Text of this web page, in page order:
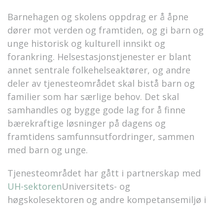
Barnehagen og skolens oppdrag er å åpne
dører mot verden og framtiden, og gi barn og
unge historisk og kulturell innsikt og
forankring. Helsestasjonstjenester er blant
annet sentrale folkehelseaktører, og andre
deler av tjenesteområdet skal bistå barn og
familier som har særlige behov. Det skal
samhandles og bygge gode lag for å finne
bærekraftige løsninger på dagens og
framtidens samfunnsutfordringer, sammen
med barn og unge.
Tjenesteområdet har gått i partnerskap med
UH-sektorenUniversitets- og
høgskolesektoren og andre kompetansemiljø i